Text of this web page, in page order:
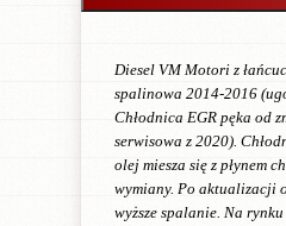
Diesel VM Motori z
spalinowa 2014-2016
Chłodnica EGR pęka od
serwisowa z 2020).
olej miesza się z płynem
wymiany. Po aktualizacji
wyższe spalanie. Na